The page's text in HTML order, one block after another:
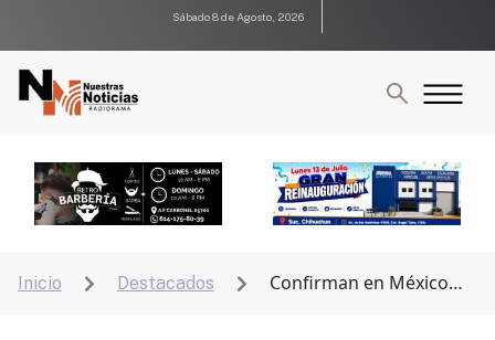
Sábado 8 de Agosto, 2026
Inicio  Destacados 
Confirman en México